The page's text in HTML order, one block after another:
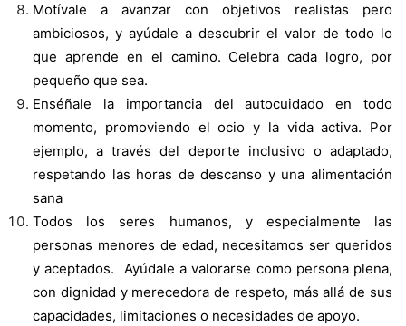
Motívale a avanzar con objetivos realistas pero
ambiciosos, y ayúdale a descubrir el valor de todo lo
que aprende en el camino. Celebra cada logro, por
pequeño que sea.
Enséñale la importancia del autocuidado en todo
momento, promoviendo el ocio y la vida activa. Por
ejemplo, a través del deporte inclusivo o adaptado,
respetando las horas de descanso y una alimentación
sana
Todos los seres humanos, y especialmente las
personas menores de edad, necesitamos ser queridos
y aceptados. Ayúdale a valorarse como persona plena,
con dignidad y merecedora de respeto, más allá de sus
capacidades, limitaciones o necesidades de apoyo.